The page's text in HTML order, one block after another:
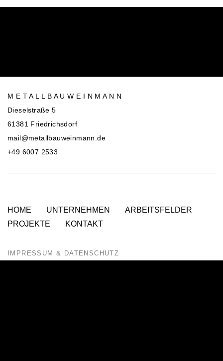
M E T A L L B A U W E I N M A N N
Dieselstraße 5
61381 Friedrichsdorf
mail@metallbauweinmann.de
+49 6007 2533
HOME UNTERNEHMEN
ARBEITSFELDER
PROJEKTE
KONTAKT
IMPRESSUM & DATENSCHUTZ